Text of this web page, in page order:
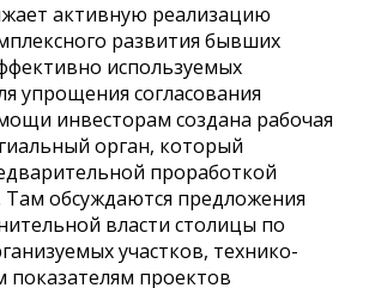
активную реализацию
развития бывших
используемых
упрощения согласования
инвесторам создана рабочая
орган, который
проработкой
Там обсуждаются предложения
власти столицы по
участков, технико-
показателям проектов